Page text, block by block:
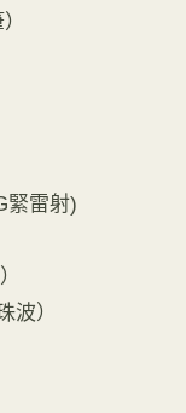
緊雷射)
波）